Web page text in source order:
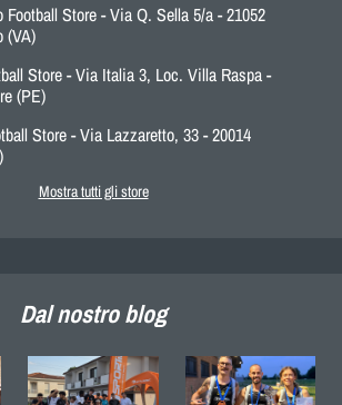
Football Store - Via Q. Sella 5/a - 21052
(VA)
Store - Via Italia 3, Loc. Villa Raspa -
(PE)
Store - Via Lazzaretto, 33 - 20014
Mostra tutti gli store
Dal nostro blog